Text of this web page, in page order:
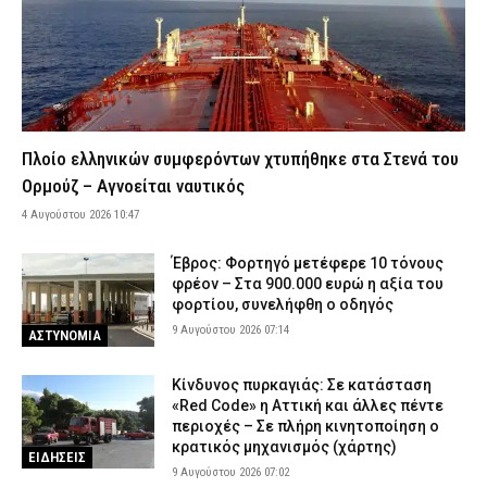
αστυνομικός Νικόλαος Κρυωνίδης
ΣΩΜΑΤΑ ΑΣΦΑΛΕΙΑΣ 8 Αυγούστου 2026 17:23
Χωρίς τις αισθήσεις του ανασύρθηκε 43χρονος αλλοδαπός στη
Μετώπη
ΕΙΔΗΣΕΙΣ 8 Αυγούστου 2026 16:57
Ποιοι πληρώνονται από e-ΕΦΚΑ και ΔΥΠΑ μέχρι τις 14 Αυγούστου
CAPITAL 8 Αυγούστου 2026 16:48
Αυξημένος κίνδυνος πυρκαγιάς το επόμενο 48ωρο – Ποιες
ΕΙΔΗΣΕΙΣ 8 Αυγούστου 2026 16:34
Σοβαρό τροχαίο στη Χαλκιδική: Στο «Παπαγεωργίου»
δικυκλιστής μετά από σύγκρουση
Φωτιά σε χαμηλή βλάστηση στη Σίνδο Θεσσαλονίκης – Ισχυρή
κινητοποίηση της Πυροσβεστικής
ΕΙΔΗΣΕΙΣ 8 Αυγούστου 2026 16:01
Πλοίο ελληνικών συμφερόντων χτυπήθηκε στα Στενά του
Ορμούζ – Αγνοείται ναυτικός
4 Αυγούστου 2026 10:47
ΑΣΤΥΝΟΜΙΑ
Έβρος: Φορτηγό μετέφερε 10 τόνους
φρέον – Στα 900.000 ευρώ η αξία του
φορτίου, συνελήφθη ο οδηγός
9 Αυγούστου 2026 07:14
ΕΙΔΗΣΕΙΣ
Κίνδυνος πυρκαγιάς: Σε κατάσταση
«Red Code» η Αττική και άλλες πέντε
περιοχές – Σε πλήρη κινητοποίηση ο
κρατικός μηχανισμός (χάρτης)
9 Αυγούστου 2026 07:02